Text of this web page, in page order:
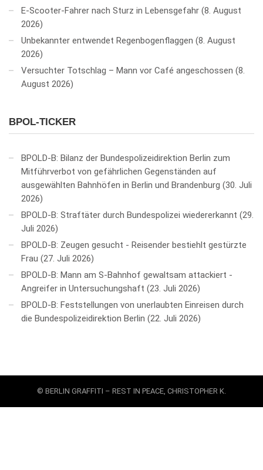
E-Scooter-Fahrer nach Sturz in Lebensgefahr 8. August
2026
Unbekannter entwendet Regenbogenflaggen 8. August
2026
Versuchter Totschlag – Mann vor Café angeschossen 8.
August 2026
BPOL-TICKER
BPOLD-B: Bilanz der Bundespolizeidirektion Berlin zum
Mitführverbot von gefährlichen Gegenständen auf
ausgewählten Bahnhöfen in Berlin und Brandenburg 30. Juli
2026
BPOLD-B: Straftäter durch Bundespolizei wiedererkannt
29.
Juli 2026
BPOLD-B: Zeugen gesucht - Reisender bestiehlt gestürzte
Frau
27. Juli 2026
BPOLD-B: Mann am S-Bahnhof gewaltsam attackiert -
Angreifer in Untersuchungshaft
23. Juli 2026
BPOLD-B: Feststellungen von unerlaubten Einreisen durch
die Bundespolizeidirektion Berlin
22. Juli 2026
© BERLIN GRAFFITI – REST IN PEACE, CHRISTOPHER K.